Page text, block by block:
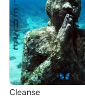
Cleanse